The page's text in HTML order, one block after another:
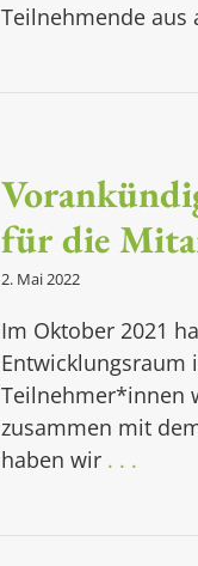
Teilnehmende aus
für die
2. Mai 2022
Im Oktober 2021
Entwicklungsraum
Teilnehmer*innen
zusammen mit
haben wir. . .